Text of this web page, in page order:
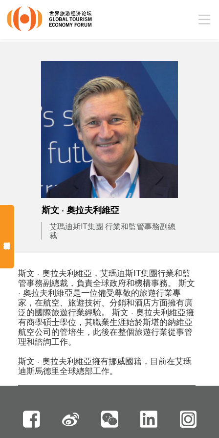
斯文 · 奧拉夫利維亞
艾瑪迪斯IT集團 行業和監管事務副總
裁
斯文 · 奧拉夫利維亞，艾瑪迪斯IT集團行業和監
管事務副總裁，負責全球政府和機構事務。 斯文
· 奧拉夫利維亞是一位備受尊敬的旅遊行業專
家，在航空、旅遊技術、分銷和酒店方面擁有廣
泛的國際旅遊行業經驗。 斯文 · 奧拉夫利維亞擁
有商學碩士學位，其職業生涯始於斯堪的納維亞
航空公司的管培生，此後在整個旅遊行業從事管
理和諮詢工作。
斯文 · 奧拉夫利維亞擁有挪威國籍，目前在艾瑪
迪斯馬德里全球總部工作。